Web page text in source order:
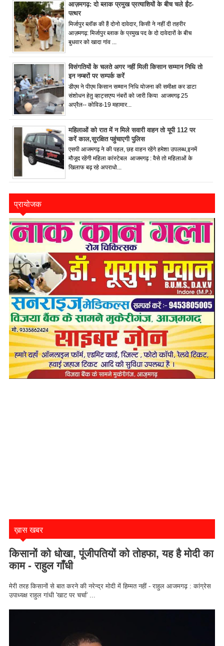
आज़मगढ़: दो ब्लाक प्रमुख प्रत्याशियों के बीच चले ईंट-
पत्थर
मिर्जापुर ब्लॉक की हैं दोनो दावेदार, किसी ने नहीं दी तहरीर
आज़मगढ़: मिर्जापुर ब्लाक के प्रमुख पद के दो दावेदारों के बीच
बुधवार को खादा गांव ...
विसंगतियों के चलते अगर नहीं मिली किसान सम्मान निधि तो
इन नम्बरों पर सम्पर्क करें
डीएम ने पीएम किसान सम्मान निधि योजना की समीक्षा कर डाटा
संशोधन हेतु व्हाट्सएप्प नंबरों को जारी किया आजमगढ़ 25
अप्रैल-- कोविड-19 महामार...
महिलाओं को रात में न मिले सवारी वाहन तो यूपी 112 पर
करें काल,सुरक्षित पहुंचाएगी पुलिस
एसपी आजमगढ़ ने की पहल, छह वाहन रहेंगे हमेशा उपलब्ध,इनमें
मौजूद रहेंगी महिला कांस्टेबल आजमगढ़ : वैसे तो महिलाओं के
खिलाफ बढ़ रहे अपराधो...
प्रायोजक
ख़ास खबर
किसानों को धोखा, पूंजीपतियों को तोहफा, यह है मोदी का
काम - राहुल गाँधी
मेरी तरह किसानों से बात करने की नरेन्द्र मोदी में हिम्मत नहीं - राहुल आजमगढ़ : कांग्रेस
उपाध्यक्ष राहुल गांधी 'खाट पर चर्चा' ...